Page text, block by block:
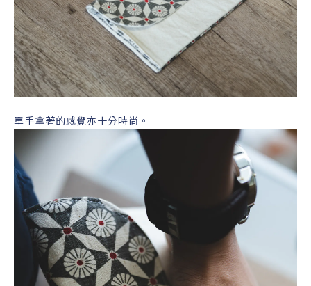
單手拿著的感覺亦十分時尚。